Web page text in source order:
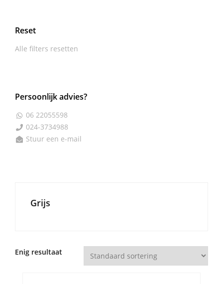
Reset
Alle filters resetten
Persoonlijk advies?
 06 22055598
 024-3734988
 Stuur een e-mail
Grijs
Enig resultaat